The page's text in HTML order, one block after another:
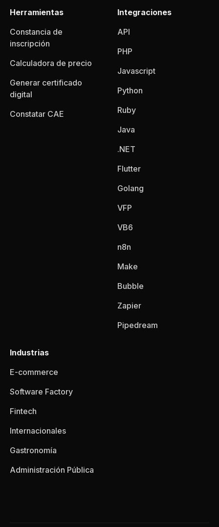
Herramientas
Constancia de
inscripción
Calculadora de precio
Generar certificado
digital
Constatar CAE
Integraciones
API
PHP
Javascript
Python
Ruby
Java
.NET
Flutter
Golang
VFP
VB6
n8n
Make
Bubble
Zapier
Pipedream
Industrias
E-commerce
Software Factory
Fintech
Internacionales
Gastronomía
Administración Pública